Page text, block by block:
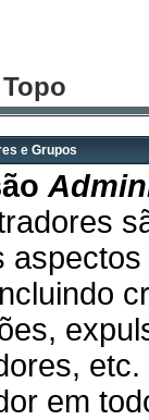
e Grupos
em